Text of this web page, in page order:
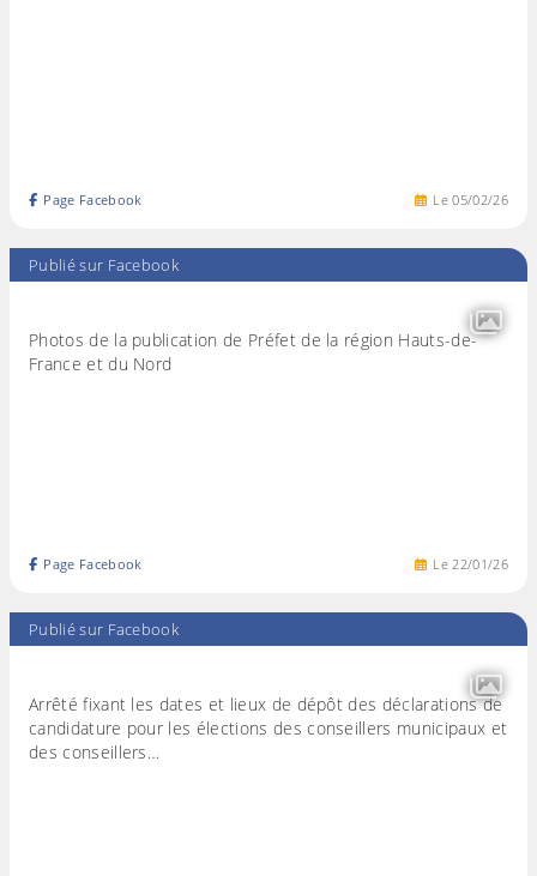
Le05/02/26
Page Facebook
Publié sur Facebook
Photos de la publication de Préfet de la région Hauts-de-
France et du Nord
Le22/01/26
Page Facebook
Publié sur Facebook
Arrêté fixant les dates et lieux de dépôt des déclarations de
candidature pour les élections des conseillers municipaux et
des conseillers…